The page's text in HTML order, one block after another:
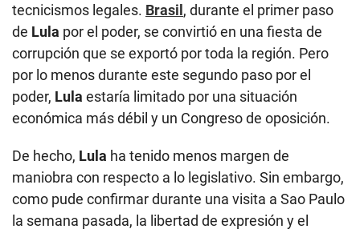
tecnicismos legales. Brasil, durante el primer paso
de Lula por el poder, se convirtió en una fiesta de
corrupción que se exportó por toda la región. Pero
por lo menos durante este segundo paso por el
poder, Lula estaría limitado por una situación
económica más débil y un Congreso de oposición.
De hecho, Lula ha tenido menos margen de
maniobra con respecto a lo legislativo. Sin embargo,
como pude confirmar durante una visita a Sao Paulo
la semana pasada, la libertad de expresión y el